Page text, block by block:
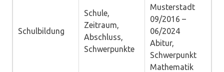
Schulbildung
Schule,
Zeitraum,
Abschluss,
Schwerpunkte
Musterstadt
09/2016 –
06/2024
Abitur,
Schwerpunkt
Mathematik